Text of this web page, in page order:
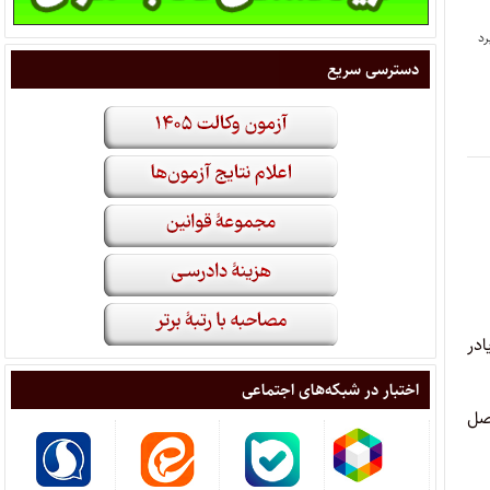
دسترسی سریع
اختبار در شبکه‌های اجتماعی